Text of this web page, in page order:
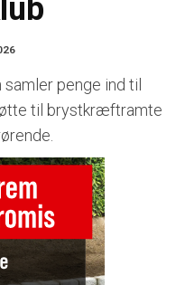
penge ind til
til brystkræftramte